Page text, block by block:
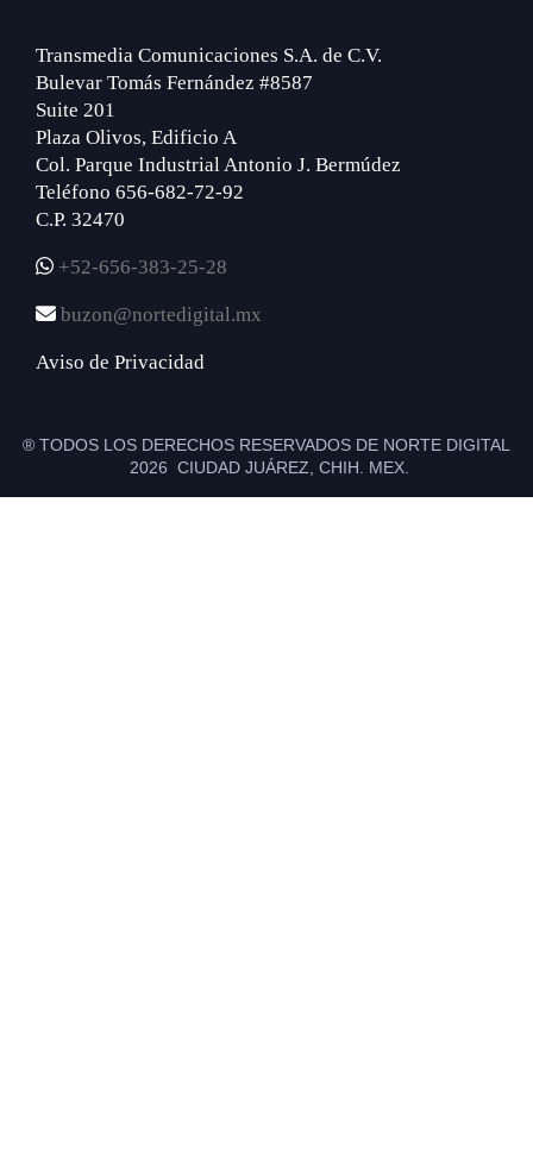
Transmedia Comunicaciones S.A. de C.V.
Bulevar Tomás Fernández #8587
Suite 201
Plaza Olivos, Edificio A
Col. Parque Industrial Antonio J. Bermúdez
Teléfono 656-682-72-92
C.P. 32470
+52-656-383-25-28
buzon@nortedigital.mx
Aviso de Privacidad
® TODOS LOS DERECHOS RESERVADOS DE NORTE DIGITAL
2026 CIUDAD JUÁREZ, CHIH. MEX.